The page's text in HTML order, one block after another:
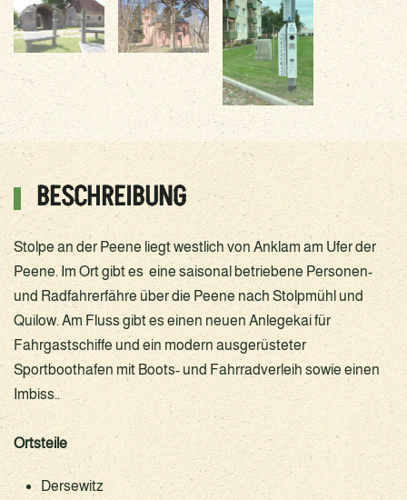
BESCHREIBUNG
Stolpe an der Peene liegt westlich von Anklam am Ufer der
Peene. Im Ort gibt es eine saisonal betriebene Personen-
und Radfahrerfähre über die Peene nach Stolpmühl und
Quilow. Am Fluss gibt es einen neuen Anlegekai für
Fahrgastschiffe und ein modern ausgerüsteter
Sportboothafen mit Boots- und Fahrradverleih sowie einen
Imbiss..
Ortsteile
Dersewitz